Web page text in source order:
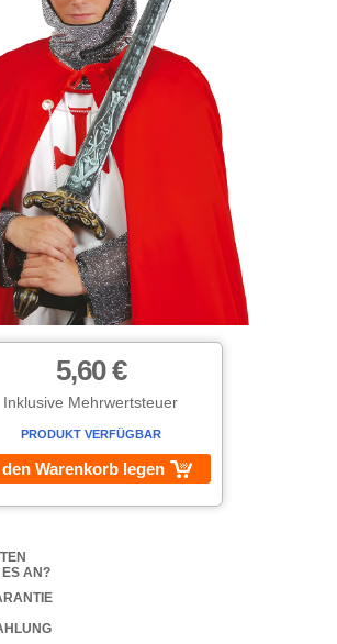
5,60 €
Inklusive Mehrwertsteuer
PRODUKT VERFÜGBAR
den Warenkorb legen
ES AN?